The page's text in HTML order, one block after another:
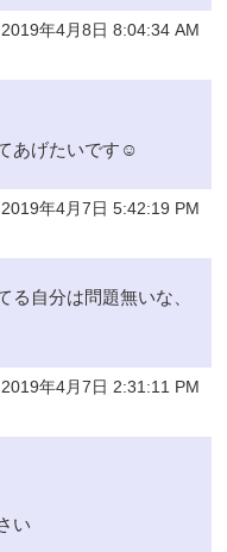
年4月8日 8:04:34 AM
あげたいです☺️
年4月7日 5:42:19 PM
る自分は問題無いな、
年4月7日 2:31:11 PM
い